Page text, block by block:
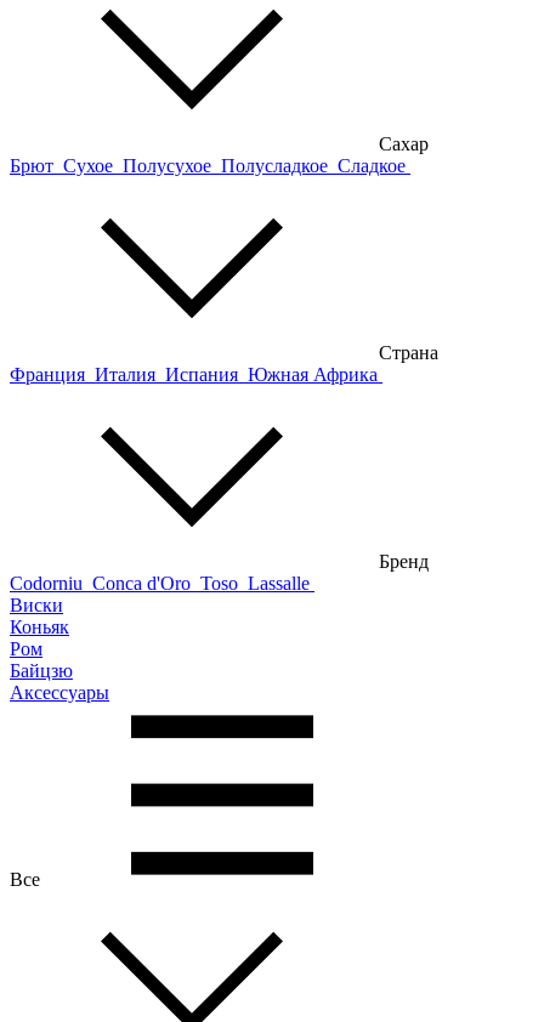
Сахар
Брют Сухое Полусухое Полусладкое Сладкое
Страна
Франция Италия Испания Южная Африка
Бренд
Codorniu Conca d'Oro Toso Lassalle
Виски
Коньяк
Ром
Байцзю
Аксессуары
Все